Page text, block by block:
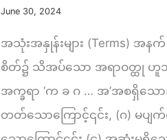
June 30, 2024
အသုံးအနှုန်းများ (Terms)
စိတ်​၌ သိအပ်​သော အရာဝတ္ထု ဟူ
အက္ခရာ ‘က ခ ဂ … အ’အစရှိသော
တတ်သောကြောင့်၎င်း, (ဂ) မပ